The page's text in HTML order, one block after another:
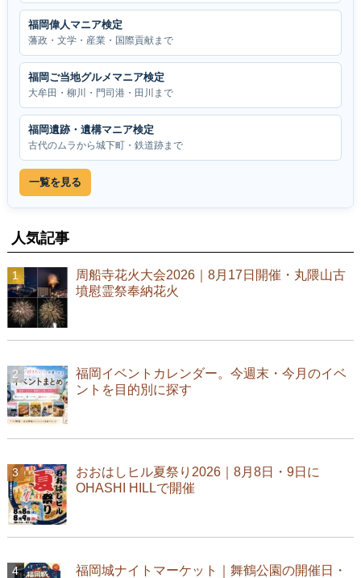
福岡偉人マニア検定
藩政・文学・産業・国際貢献まで
福岡ご当地グルメマニア検定
大牟田・柳川・門司港・田川まで
福岡遺跡・遺構マニア検定
古代のムラから城下町・鉄道跡まで
一覧を見る
人気記事
周船寺花火大会2026｜8月17日開催・丸隈山古
墳慰霊祭奉納花火
福岡イベントカレンダー。今週末・今月のイベ
ントを目的別に探す
おおはしヒル夏祭り2026｜8月8日・9日に
OHASHI HILLで開催
福岡城ナイトマーケット｜舞鶴公園の開催日・